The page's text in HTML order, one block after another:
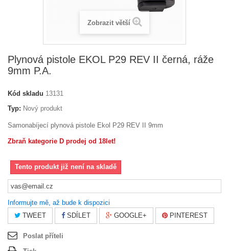
Zobrazit větší
Plynová pistole EKOL P29 REV II černá, ráže
9mm P.A.
Kód skladu 13131
Typ: Nový produkt
Samonabíjecí plynová pistole Ekol P29 REV II 9mm
Zbraň kategorie D prodej od 18let!
Tento produkt již není na skladě
Informujte mě, až bude k dispozici
TWEET
SDÍLET GOOGLE+ PINTEREST
Poslat příteli